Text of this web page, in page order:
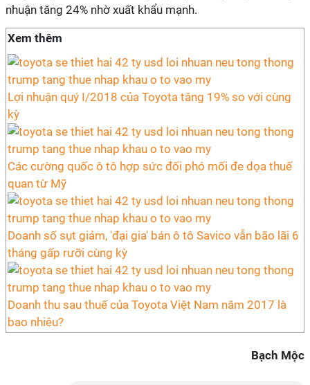
nhuận tăng 24% nhờ xuất khẩu mạnh.
Xem thêm
Lợi nhuận quý I/2018 của Toyota tăng 19% so với cùng
kỳ
Các cường quốc ô tô hợp sức đối phó mối đe dọa thuế
quan từ Mỹ
Doanh số sụt giảm, 'đại gia' bán ô tô Savico vẫn bão lãi 6
tháng gấp rưỡi cùng kỳ
Doanh thu sau thuế của Toyota Việt Nam năm 2017 là
bao nhiêu?
Bạch Mộc